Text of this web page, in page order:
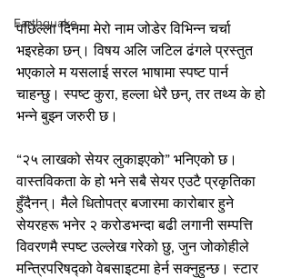
Earthquake
पछिल्ला दिनमा मेरो नाम जोडेर विभिन्न चर्चा
भइरहेका छन्। विषय अलि जटिल ढंगले प्रस्तुत
भएकाले म यसलाई सरल भाषामा स्पष्ट पार्न
चाहन्छु। स्पष्ट कुरा, हल्ला धेरै छन्, तर तथ्य के हो
भन्ने बुझ्न जरुरी छ।
“२५ लाखको सेयर लुकाइएको” भनिएको छ।
वास्तविकता के हो भने सबै सेयर एउटै प्रकृतिका
हुँदैनन्। मैले धितोपत्र बजारमा कारोबार हुने
सेयरहरू भनेर २ करोडभन्दा बढी लगानी सम्पत्ति
विवरणमै स्पष्ट उल्लेख गरेको छु, जुन जोकोहीले
मन्त्रिपरिषद्को वेबसाइटमा हेर्न सक्नुहुन्छ। स्टार